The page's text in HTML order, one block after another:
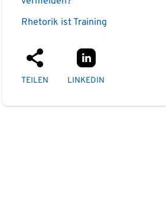
Rhetorik ist Training
TEILEN LINKEDIN